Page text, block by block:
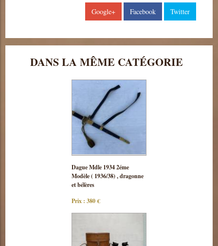
Google+ Facebook Twitter
DANS LA MÊME CATÉGORIE
Consulter
cette pièce
Dague Mdle 1934 2éme
Modèle ( 1936/38) , dragonne
et bélères
Prix : 380 €